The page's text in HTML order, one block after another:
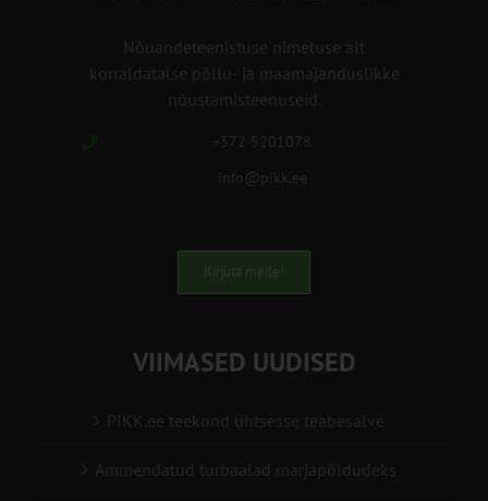
Nõuandeteenistuse nimetuse alt
korraldatalse põllu- ja maamajanduslikke
nõustamisteenuseid.
+372 5201078
info@pikk.ee
Kirjuta meile!
VIIMASED UUDISED
PIKK.ee teekond ühtsesse teabesalve
Ammendatud turbaalad marjapõldudeks